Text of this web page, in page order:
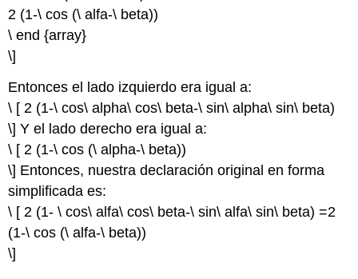
2 (1-\ cos (\ alfa-\ beta))
\ end {array}
\]
Entonces el lado izquierdo era igual a:
\ [ 2 (1-\ cos\ alpha\ cos\ beta-\ sin\ alpha\ sin\ beta)
\] Y el lado derecho era igual a:
\ [ 2 (1-\ cos (\ alpha-\ beta))
\] Entonces, nuestra declaración original en forma
simplificada es:
\ [ 2 (1- \ cos\ alfa\ cos\ beta-\ sin\ alfa\ sin\ beta) =2
(1-\ cos (\ alfa-\ beta))
\]